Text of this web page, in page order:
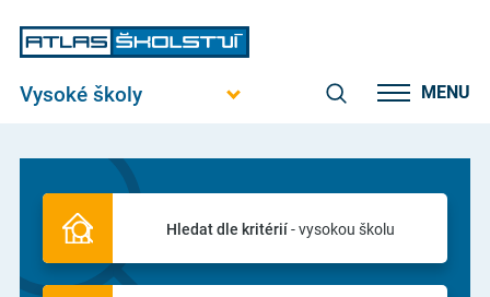
Vysoké školy MENU
Hledat dle kritérií- vysokou školu